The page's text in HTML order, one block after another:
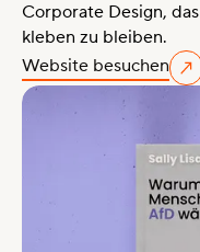
Corporate Design,
kleben zu bleiben.
Website besuchen